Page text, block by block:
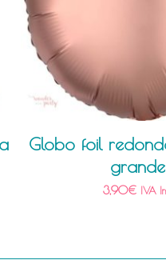
Globo foil
grande
3,90€ IVA